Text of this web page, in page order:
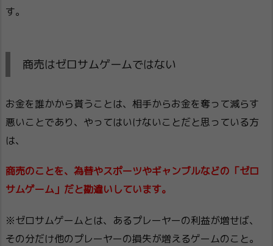
す。
商売はゼロサムゲームではない
お金を誰かから貰うことは、相手からお金を奪って減らす
悪いことであり、やってはいけないことだと思っている方
は、
商売のことを、為替やスポーツやギャンブルなどの「ゼロ
サムゲーム」だと勘違いしています。
※ゼロサムゲームとは、あるプレーヤーの利益が増せば、
その分だけ他のプレーヤーの損失が増えるゲームのこと。